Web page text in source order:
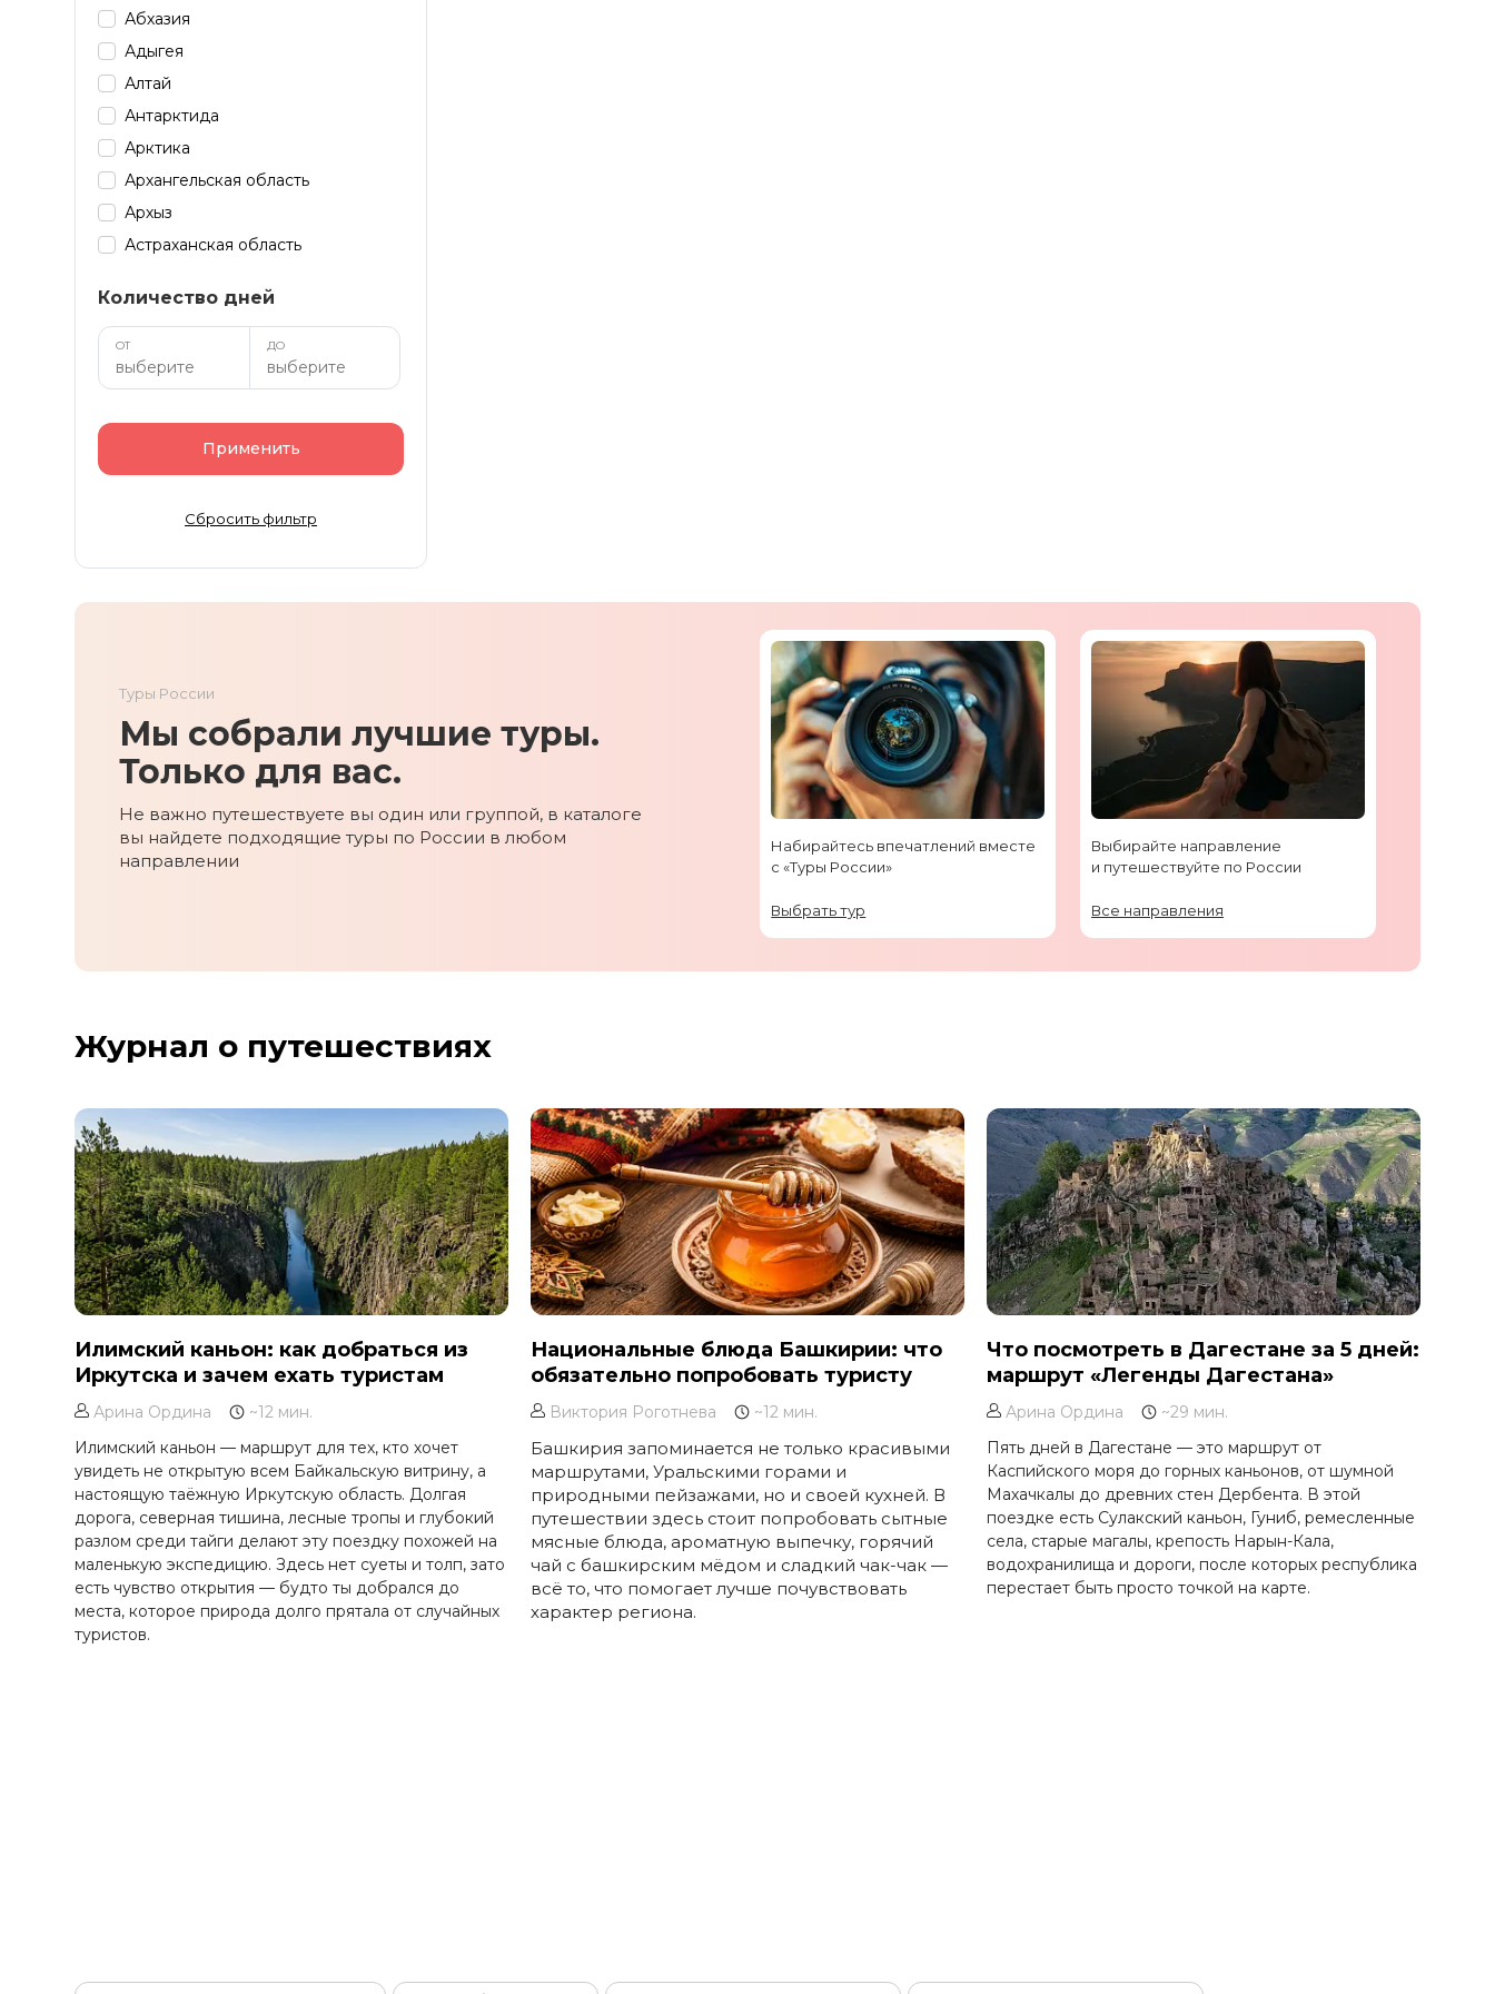
Абхазия
Адыгея
Алтай
Антарктида
Арктика
Архангельская область
Архыз
Астраханская область
Башкирия
Бурятия
Дагестан
Забайкалье
Зарубеж
Иркутская область
Кабардино-Балкария
Калмыкия
Камчатка
Карачаево-Черкесия
Колыма
Кольский полуостров
Москва и Московская область
Новгородская область
Оймякон
Осетия
Остров Итуруп
Остров Кунашир
Остров Шикотан
Плато Путорана
Приморье
Самарская область
Сахалин
Сибирь
Соловецкие острова
Ставропольский край
Татарстан
Териберка
Тыва
Урал
Количество дней
ОТ ДО
Применить
Сбросить фильтр
Туры России
Мы собрали лучшие туры.
Только для вас.
Не важно путешествуете вы один или группой, в каталоге
вы найдете подходящие туры по России в любом
направлении
Набирайтесь впечатлений вместе
с «Туры России»
Выбрать тур
Выбирайте направление
и путешествуйте по России
Все направления
Журнал о путешествиях
Илимский каньон: как добраться из
Иркутска и зачем ехать туристам
Арина Ордина
~12 мин.
Илимский каньон — маршрут для тех, кто хочет
увидеть не открытую всем Байкальскую витрину, а
настоящую таёжную Иркутскую область. Долгая
дорога, северная тишина, лесные тропы и глубокий
разлом среди тайги делают эту поездку похожей на
маленькую экспедицию. Здесь нет суеты и толп, зато
есть чувство открытия — будто ты добрался до
места, которое природа долго прятала от случайных
туристов.
Национальные блюда Башкирии: что
обязательно попробовать туристу
Виктория Роготнева ~12 мин.
Башкирия запоминается не только красивыми
маршрутами, Уральскими горами и
природными пейзажами, но и своей кухней. В
путешествии здесь стоит попробовать сытные
мясные блюда, ароматную выпечку, горячий
чай с башкирским мёдом и сладкий чак-чак —
всё то, что помогает лучше почувствовать
характер региона.
Что посмотреть в Дагестане за 5 дней:
маршрут «Легенды Дагестана»
Арина Ордина
~29 мин.
Пять дней в Дагестане — это маршрут от
Каспийского моря до горных каньонов, от шумной
Махачкалы до древних стен Дербента. В этой
поездке есть Сулакский каньон, Гуниб, ремесленные
села, старые магалы, крепость Нарын-Кала,
водохранилища и дороги, после которых республика
перестает быть просто точкой на карте.